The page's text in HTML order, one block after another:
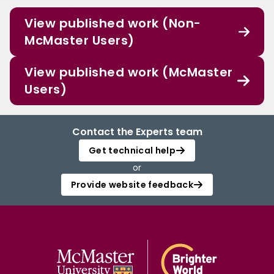
à se mobiliser contre un employeur ou une industrie si elles négligent de
développer ces formes de connaissances et de capacités.
View published work (Non-
McMaster Users)
View published work (McMaster
Users)
Contact the Experts team
Get technical help
or
Provide website feedback